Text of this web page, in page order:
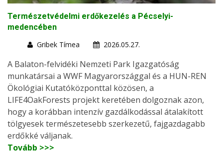
Természetvédelmi erdőkezelés a Pécselyi-
medencében
Gribek Tímea
2026.05.27.
A Balaton-felvidéki Nemzeti Park Igazgatóság
munkatársai a WWF Magyarországgal és a HUN-REN
Ökológiai Kutatóközponttal közösen, a
LIFE4OakForests projekt keretében dolgoznak azon,
hogy a korábban intenzív gazdálkodással átalakított
tölgyesek természetesebb szerkezetű, fajgazdagabb
erdőkké váljanak.
Tovább >>>